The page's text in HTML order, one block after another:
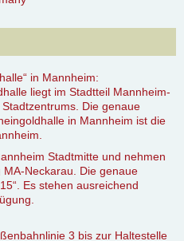
in Mannheim:
liegt im Stadtteil Mannheim-
Die genaue
in Mannheim ist die
Stadtmitte und nehmen
Neckarau. Die genaue
Es stehen ausreichend
3 bis zur Haltestelle